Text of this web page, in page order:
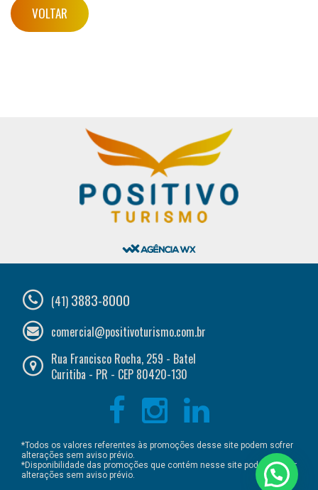
VOLTAR
(41) 3883-8000
comercial@positivoturismo.com.br
Rua Francisco Rocha, 259 - Batel
Curitiba - PR - CEP 80420-130
*Todos os valores referentes às promoções desse site podem sofrer
alterações sem aviso prévio.
*Disponibilidade das promoções que contém nesse site podem sofrer
alterações sem aviso prévio.